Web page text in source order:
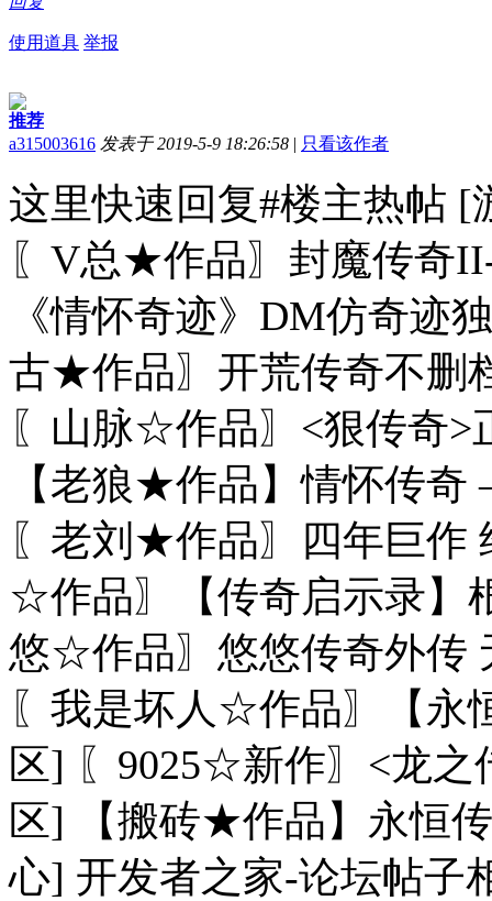
使用道具 举报
推荐
a315003616 发表于 2019-5-9 18:26:58 | 只看该作者
这里快速回复#楼主热帖
〖V总★作品〗封魔传奇
《情怀奇迹》DM仿奇迹
古★作品〗开荒传奇不删
〖山脉☆作品〗<狠传奇>
【老狼★作品】情怀传
〖老刘★作品〗四年巨作
☆作品〗【传奇启示录】
悠☆作品〗悠悠传奇外传
〖我是坏人☆作品〗【永
区] 〖9025☆新作〗<龙之
区] 【搬砖★作品】永恒
心] 开发者之家-论坛帖